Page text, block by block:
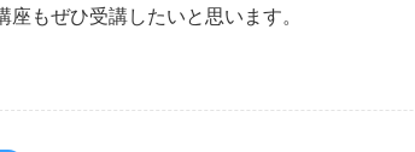
座もぜひ受講したいと思います。